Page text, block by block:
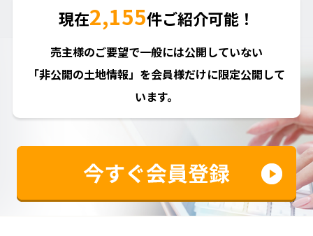
現在2,155件ご紹介可能！
売主様のご要望で一般には公開していない
「非公開の土地情報」を会員様だけに限定公開して
います。